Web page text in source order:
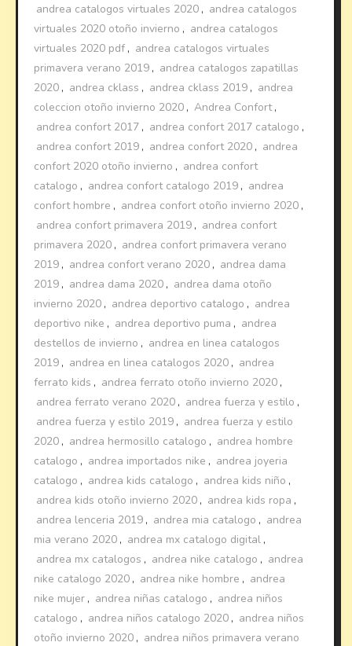
andrea catalogos virtuales 2020 , andrea catalogos
virtuales 2020 otoño invierno , andrea catalogos
virtuales 2020 pdf , andrea catalogos virtuales
primavera verano 2019 , andrea catalogos zapatillas
2020 , andrea cklass , andrea cklass 2019 , andrea
coleccion otoño invierno 2020 , Andrea Confort,
andrea confort 2017 , andrea confort 2017 catalogo ,
andrea confort 2019 , andrea confort 2020 , andrea
confort 2020 otoño invierno , andrea confort
catalogo , andrea confort catalogo 2019 , andrea
confort hombre , andrea confort otoño invierno 2020 ,
andrea confort primavera 2019 , andrea confort
primavera 2020 , andrea confort primavera verano
2019 , andrea confort verano 2020 , andrea dama
2019 , andrea dama 2020 , andrea dama otoño
invierno 2020 , andrea deportivo catalogo , andrea
deportivo nike , andrea deportivo puma , andrea
destellos de invierno , andrea en linea catalogos
2019 , andrea en linea catalogos 2020 , andrea
ferrato kids , andrea ferrato otoño invierno 2020 ,
andrea ferrato verano 2020 , andrea fuerza y estilo ,
andrea fuerza y estilo 2019 , andrea fuerza y estilo
2020 , andrea hermosillo catalogo , andrea hombre
catalogo , andrea importados nike , andrea joyeria
catalogo , andrea kids catalogo , andrea kids niño ,
andrea kids otoño invierno 2020 , andrea kids ropa ,
andrea lenceria 2019 , andrea mia catalogo , andrea
mia verano 2020 , andrea mx catalogo digital ,
andrea mx catalogos , andrea nike catalogo , andrea
nike catalogo 2020 , andrea nike hombre , andrea
nike mujer , andrea niñas catalogo , andrea niños
catalogo , andrea niños catalogo 2020 , andrea niños
otoño invierno 2020 , andrea niños primavera verano